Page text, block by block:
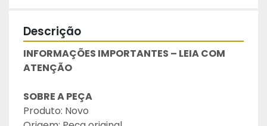
Descrição
INFORMAÇÕES IMPORTANTES – LEIA COM
ATENÇÃO
SOBRE A PEÇA
Produto: Novo